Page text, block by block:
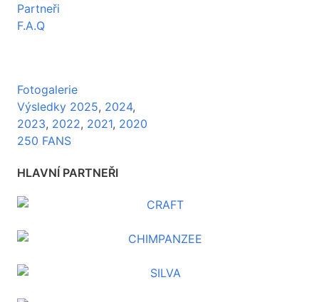
Partneři
F.A.Q
Fotogalerie
Výsledky 2025, 2024,
2023, 2022, 2021, 2020
250 FANS
HLAVNÍ PARTNEŘI